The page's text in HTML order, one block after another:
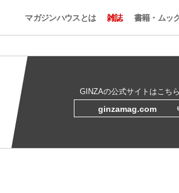
マガジンハウスとは 雑誌 書籍・ムッ
GINZAの公式サイトはこちら
ginzamag.com